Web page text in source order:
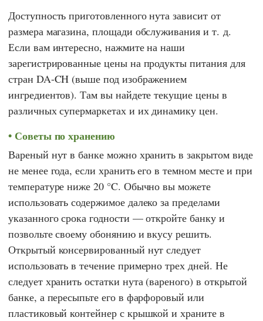
Доступность приготовленного нута зависит от
размера магазина, площади обслуживания и т. д.
Если вам интересно, нажмите на наши
зарегистрированные цены на продукты питания для
стран DA-CH (выше под изображением
ингредиентов). Там вы найдете текущие цены в
различных супермаркетах и их динамику цен.
Советы по хранению
Вареный нут в банке можно хранить в закрытом виде
не менее года, если хранить его в темном месте и при
температуре ниже 20 °C. Обычно вы можете
использовать содержимое далеко за пределами
указанного срока годности — откройте банку и
позвольте своему обонянию и вкусу решить.
Открытый консервированный нут следует
использовать в течение примерно трех дней. Не
следует хранить остатки нута (вареного) в открытой
банке, а пересыпьте его в фарфоровый или
пластиковый контейнер с крышкой и храните в